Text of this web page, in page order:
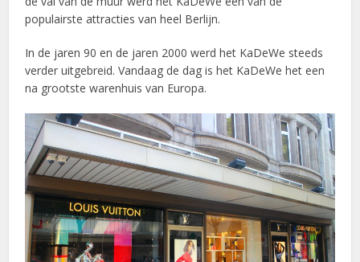
populairste attracties van heel Berlijn.
In de jaren 90 en de jaren 2000 werd het KaDeWe steeds
verder uitgebreid. Vandaag de dag is het KaDeWe het een
na grootste warenhuis van Europa.